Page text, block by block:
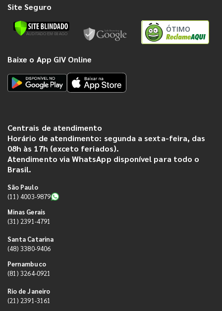
Site Seguro
ÓTIMO
Baixe o App GIV Online
Centrais de atendimento
Horário de atendimento: segunda a sexta-feira, das
08h às 17h (exceto feriados).
Atendimento via WhatsApp disponível para todo o
Brasil.
São Paulo
(11) 4003-9879
Minas Gerais
(31) 2391-4791
Santa Catarina
(48) 3380-9406
Pernambuco
(81) 3264-0921
Rio de Janeiro
(21) 2391-3161